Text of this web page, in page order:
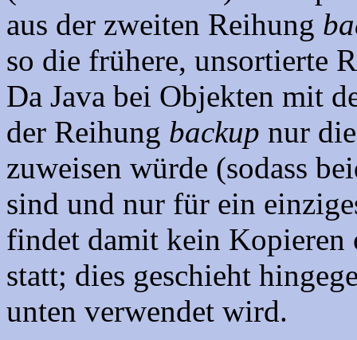
aus der zweiten Reihung
so die frühere, unsortierte
Da Java bei Objekten mit
der Reihung backup nur
zuweisen würde (sodass
sind und nur für ein
findet damit kein Kopieren
statt; dies geschieht
unten verwendet wird.